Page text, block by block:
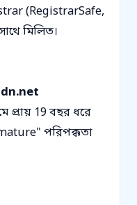
(RegistrarSafe,
মিলিত।
প্রায় 19 বছর ধরে
পরিপক্কতা